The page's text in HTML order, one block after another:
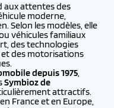
aux attentes des
moderne,
Selon les modèles, elle
véhicules familiaux
des technologies
des motorisations
depuis 1975,
Symbioz de
attractifs.
France et en Europe,